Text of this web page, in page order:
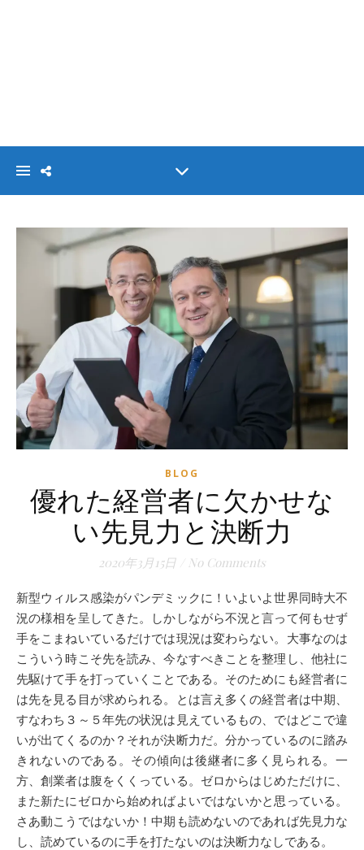
BLOG
優れた経営者に欠かせな
い先見力と決断力
2020年3月15日 No Comments
新型ウィルス感染がパンデミックに！いよいよ世界同時大不
況の様相を呈してきた。しかしながら不況と言って何もせず
手をこまねいているだけでは現況は変わらない。大事なのは
こういう時こそ先を読み、今なすべきことを整理し、他社に
先駆けて手を打っていくことである。そのためにも経営者に
は先を見る目が求められる。とは言え多くの経営者は中期、
すなわち３～５年先の状況は見えているもの、ではどこで違
いが出てくるのか？それが決断力だ。分かっているのに踏み
きれないのである。その傾向は後継者に多く見られる。一
方、創業者は腹をくくっている。ゼロからはじめただけに、
また新たにゼロから始めればよいではないかと思っている。
さあ動こうではないか！中期も読めないのであれば先見力な
し、読めているのに手を打たないのは決断力なしである。